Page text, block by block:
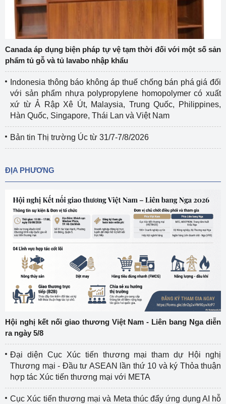
Canada áp dụng biện pháp tự vệ tạm thời đối với một số sản
phẩm tủ gỗ và tủ lavabo nhập khẩu
Indonesia thông báo không áp thuế chống bán phá giá đối
với sản phẩm nhựa polypropylene homopolymer có xuất
xứ từ Ả Rập Xê Út, Malaysia, Trung Quốc, Philippines,
Hàn Quốc, Singapore, Thái Lan và Việt Nam
Bản tin Thị trường Úc từ 31/7-7/8/2026
ĐỊA PHƯƠNG
Hội nghị kết nối giao thương Việt Nam - Liên bang Nga diễn
ra ngày 5/8
Đại diện Cục Xúc tiến thương mại tham dự Hội nghị
Thương mại - Đầu tư ASEAN lần thứ 10 và ký Thỏa thuận
hợp tác Xúc tiến thương mại với META
Cục Xúc tiến thương mại và Meta thúc đẩy ứng dụng AI hỗ